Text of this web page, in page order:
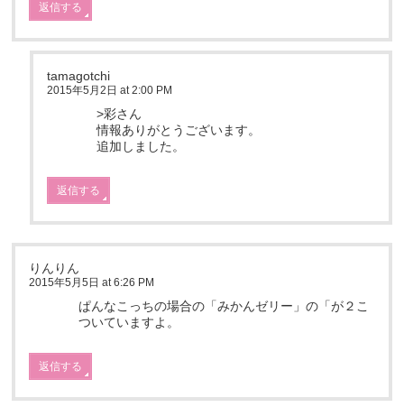
返信する
tamagotchi
2015年5月2日 at 2:00 PM
>彩さん
情報ありがとうございます。
追加しました。
返信する
りんりん
2015年5月5日 at 6:26 PM
ぱんなこっちの場合の「みかんゼリー」の「が２こ
ついていますよ。
返信する